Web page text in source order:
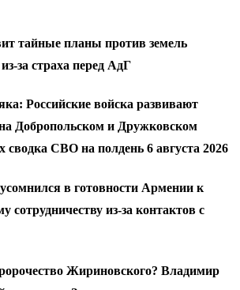
тайные планы против земель
за страха перед АдГ
Российские войска развивают
Добропольском и Дружковском
сводка СВО на полдень 6 августа 2026
в готовности Армении к
сотрудничеству из-за контактов с
Жириновского? Владимир